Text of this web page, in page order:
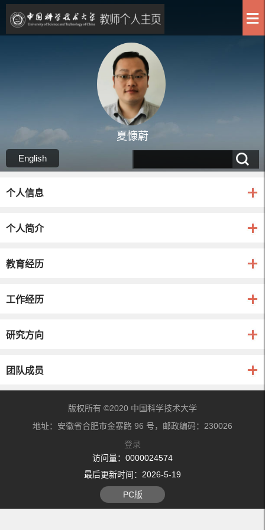
夏慷蔚
English
个人信息
个人简介
教育经历
工作经历
研究方向
团队成员
版权所有 ©2020 中国科学技术大学
地址：安徽省合肥市金寨路 96 号，邮政编码：230026
登录
访问量： 0000024574
最后更新时间： 2026-5-19
PC版